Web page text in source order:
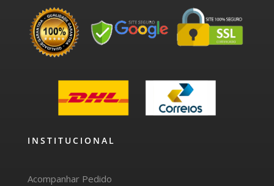
INSTITUCIONAL
Acompanhar Pedido